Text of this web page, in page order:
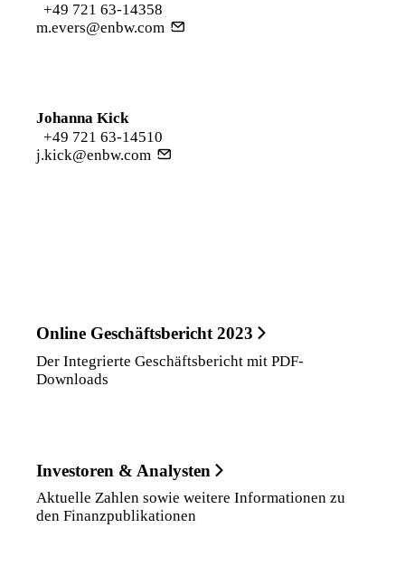
+49 721 63-14358
m.evers@enbw.com
Johanna Kick
+49 721 63-14510
j.kick@enbw.com
Online Geschäftsbericht 2023
Der Integrierte Geschäftsbericht mit PDF-
Downloads
Investoren & Analysten
Aktuelle Zahlen sowie weitere Informationen zu
den Finanzpublikationen